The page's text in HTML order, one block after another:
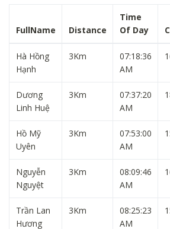
FullName Distance
Time
Of Day
Hà Hồng
Hạnh
3Km
07:18:36
AM
Dương
Linh Huệ
3Km
07:37:20
AM
Hồ Mỹ
Uyên
3Km
07:53:00
AM
Nguyễn
Nguyệt
3Km
08:09:46
AM
Trần Lan
Hương
3Km
08:25:23
AM